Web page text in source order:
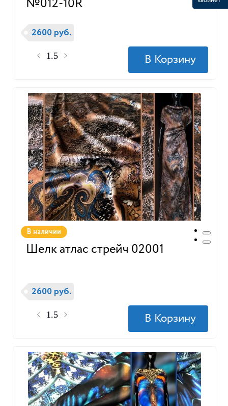
№012-10R
2600 руб.
В наличии
Шелк атлас стрейч 02001
2600 руб.